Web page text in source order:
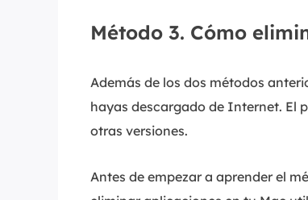
Método 3. Cómo
Además de los dos métodos
hayas descargado de Internet. El
otras versiones.
Antes de empezar a aprender el